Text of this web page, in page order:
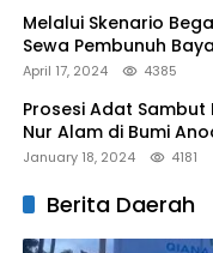
Melalui Skenario
Sewa Pembunuh
Mertuanya
April 17, 2024 4385
Prosesi Adat Sambut
Nur Alam di Bumi
January 18, 2024 4181
Berita Daerah